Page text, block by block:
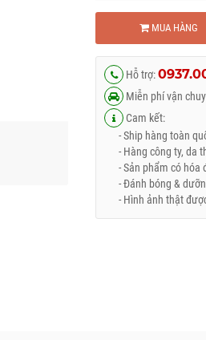
MUA HÀNG
Hỗ trợ:
Miễn phí vận
Cam kết:
- Ship hàng toàn
- Hàng công ty, da
- Sản phẩm có hóa
- Đánh bóng &
- Hình ảnh thật